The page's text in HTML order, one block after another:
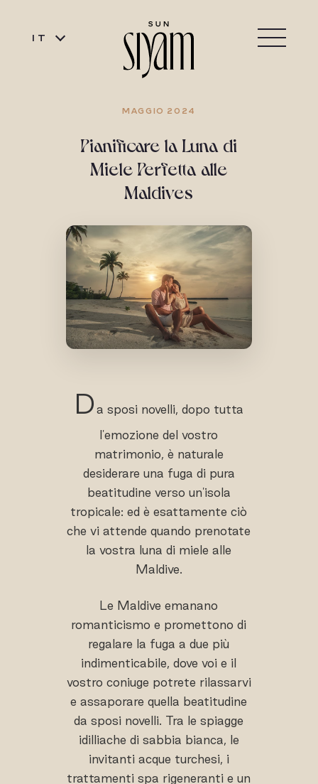
IT
MAGGIO 2024
Pianificare la Luna di
Miele Perfetta alle
Maldives
D a sposi novelli, dopo tutta
l'emozione del vostro
matrimonio, è naturale
desiderare una fuga di pura
beatitudine verso un'isola
tropicale: ed è esattamente ciò
che vi attende quando prenotate
la vostra luna di miele alle
Maldive.
Le Maldive emanano
romanticismo e promettono di
regalare la fuga a due più
indimenticabile, dove voi e il
vostro coniuge potrete rilassarvi
e assaporare quella beatitudine
da sposi novelli. Tra le spiagge
idilliache di sabbia bianca, le
invitanti acque turchesi, i
trattamenti spa rigeneranti e un